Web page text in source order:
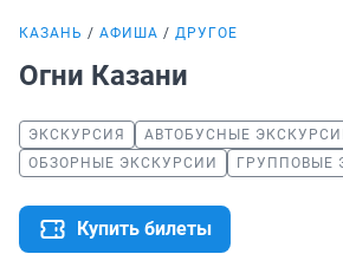
КАЗАНЬ АФИША ДРУГОЕ
Огни Казани
ЭКСКУРСИЯ
АВТОБУСНЫЕ
ОБЗОРНЫЕ ЭКСКУРСИИ
ГРУППОВЫЕ
Купить билеты